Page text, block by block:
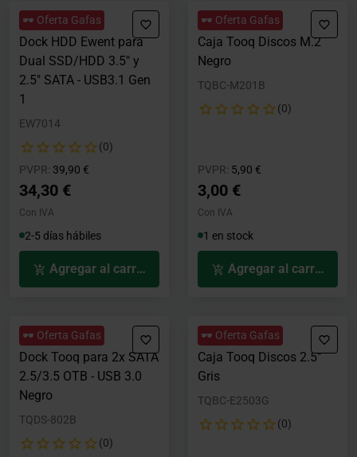
🕶️ Oferta Gafas
Dock HDD Ewent para
Dual SSD/HDD 3.5" y
2.5" SATA - USB3.1 Gen
1
EW7014
(0)
PVPR: Precio rebajado desde
39,90 €
34,30 €
Con IVA
2-5 días hábiles
Agregar al carrito
🕶️ Oferta Gafas
Caja Tooq Discos M.2
Negro
TQBC-M201B
(0)
PVPR: Precio rebajado desde
5,90 €
3,00 €
Con IVA
1 en stock
Agregar al carrito
🕶️ Oferta Gafas
Dock Tooq para 2x SATA
2.5/3.5 OTB - USB 3.0
Negro
TQDS-802B
(0)
🕶️ Oferta Gafas
Caja Tooq Discos 2.5"
Gris
TQBC-E2503G
(0)